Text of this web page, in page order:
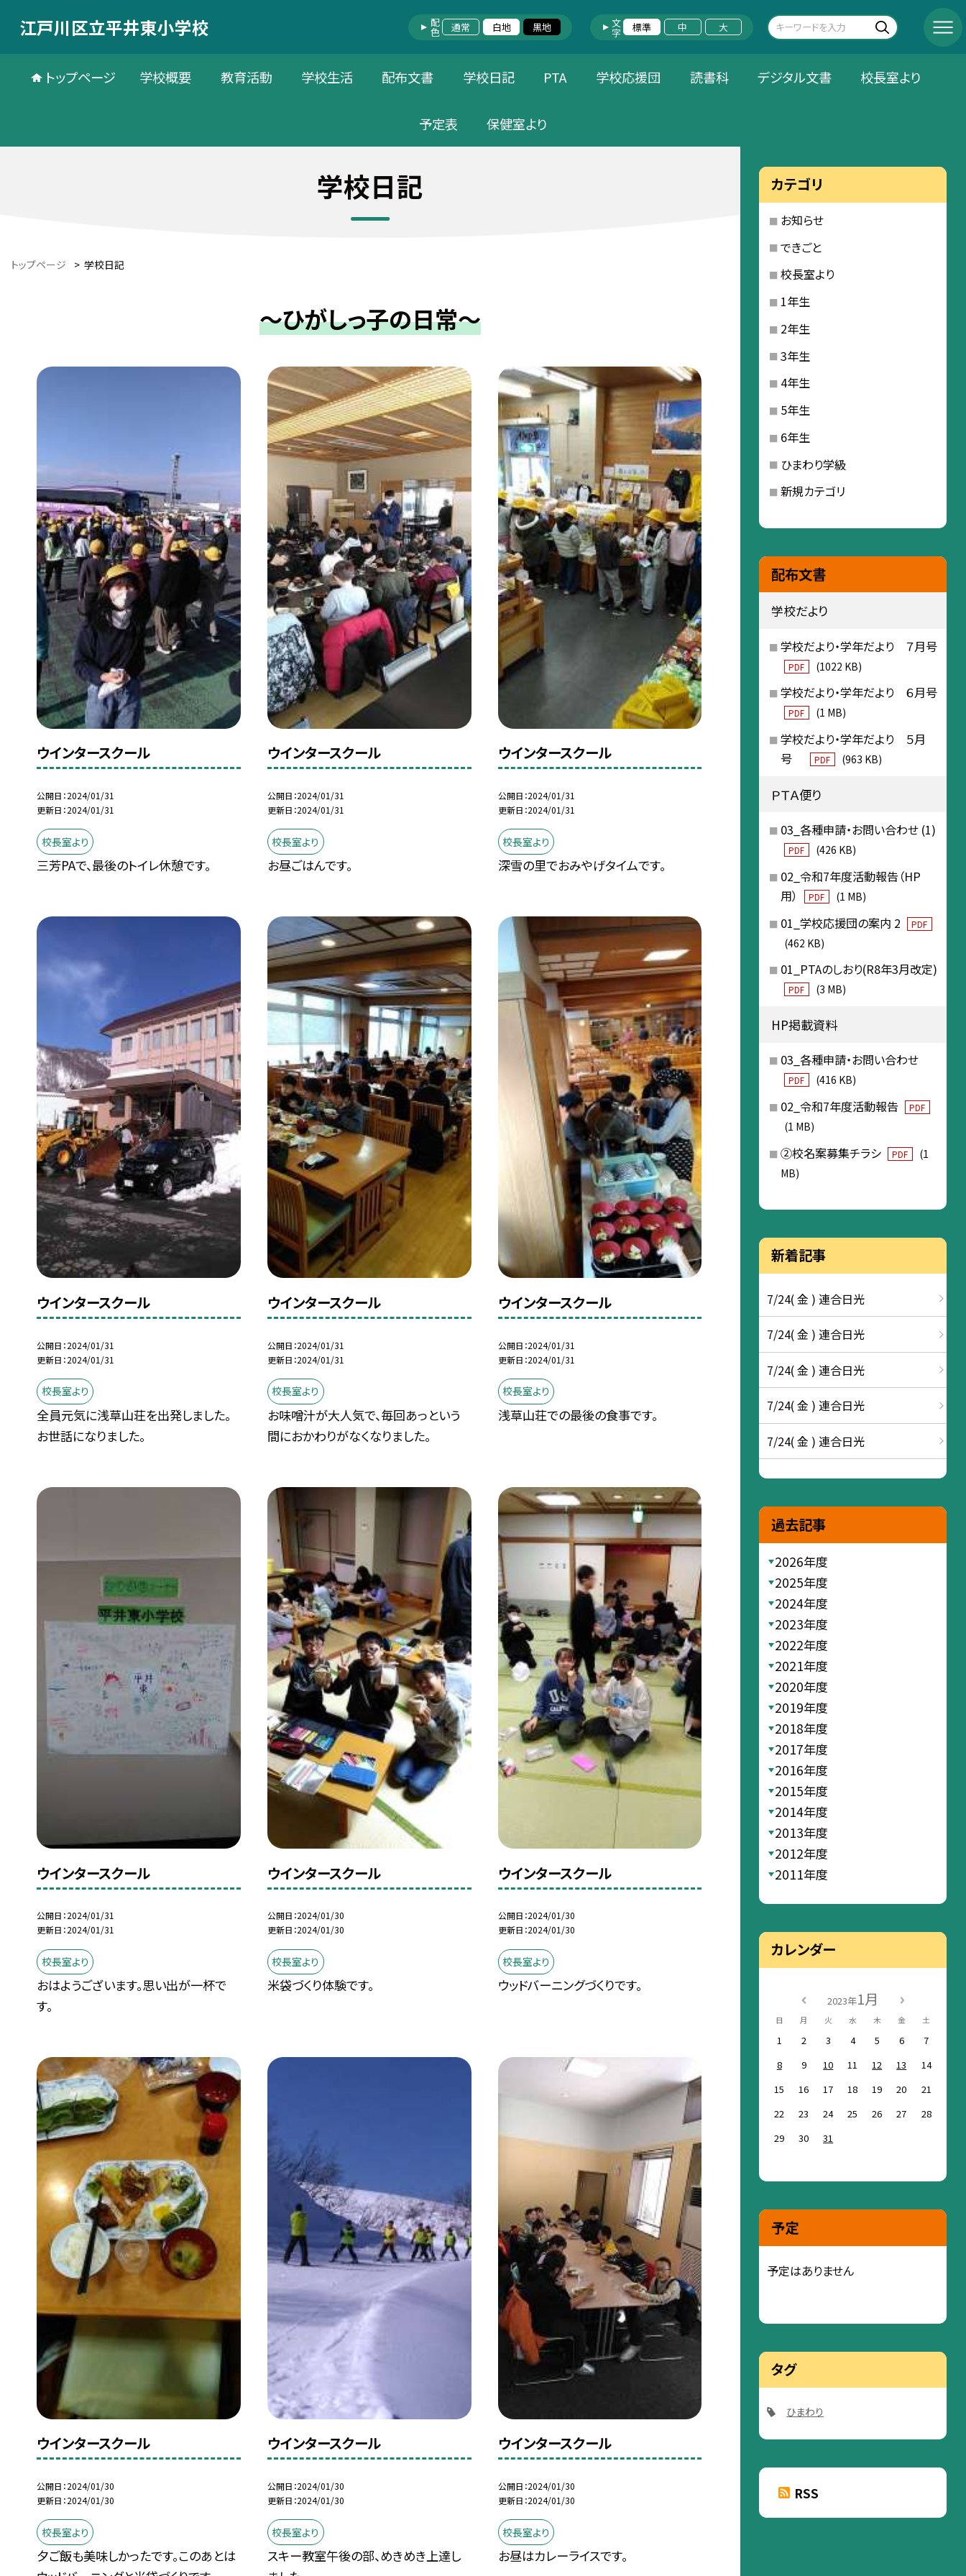
江戸川区立平井東小学校 配色 通常 白地 黒地 文字 標準 中 大
トップページ 学校概要 教育活動 学校生活 配布文書 学校日記 PTA 学校応援団 読書科 デジタル文書 校長室より
予定表 保健室より
学校日記
トップページ > 学校日記
～ひがしっ子の日常～
ウインタースクール
公開日 2024/01/31
更新日 2024/01/31
校長室より
三芳PAで、最後のトイレ休憩です。
ウインタースクール
公開日 2024/01/31
更新日 2024/01/31
校長室より
お昼ごはんです。
ウインタースクール
公開日 2024/01/31
更新日 2024/01/31
校長室より
深雪の里でおみやげタイムです。
ウインタースクール
公開日 2024/01/31
更新日 2024/01/31
校長室より
全員元気に浅草山荘を出発しました。
お世話になりました。
ウインタースクール
公開日 2024/01/31
更新日 2024/01/31
校長室より
お味噌汁が大人気で、毎回あっという
間におかわりがなくなりました。
ウインタースクール
公開日 2024/01/31
更新日 2024/01/31
校長室より
浅草山荘での最後の食事です。
ウインタースクール
公開日 2024/01/31
更新日 2024/01/31
校長室より
おはようございます。思い出が一杯で
す。
ウインタースクール
公開日 2024/01/30
更新日 2024/01/30
校長室より
米袋づくり体験です。
ウインタースクール
公開日 2024/01/30
更新日 2024/01/30
校長室より
ウッドバーニングづくりです。
ウインタースクール
公開日 2024/01/30
更新日 2024/01/30
校長室より
夕ご飯も美味しかったです。このあとは
ウインタースクール
公開日 2024/01/30
更新日 2024/01/30
校長室より
スキー教室午後の部、めきめき上達し
ウインタースクール
公開日 2024/01/30
更新日 2024/01/30
校長室より
お昼はカレーライスです。
カテゴリ
お知らせ
できごと
校長室より
1年生
2年生
3年生
4年生
5年生
6年生
ひまわり学級
新規カテゴリ
配布文書
学校だより
学校だより・学年だより ７月号
PDF (1022 KB)
学校だより・学年だより ６月号
PDF (1 MB)
学校だより・学年だより ５月
号
PDF (963 KB)
ＰＴＡ便り
03_各種申請・お問い合わせ (1)
PDF (426 KB)
02_令和7年度活動報告（HP
用）
PDF (1 MB)
01_学校応援団の案内 2 PDF
(462 KB)
01_PTAのしおり(R8年3月改定)
PDF (3 MB)
HP掲載資料
03_各種申請・お問い合わせ
PDF (416 KB)
02_令和7年度活動報告 PDF
(1 MB)
②校名案募集チラシ PDF
(1
MB)
新着記事
7/24( 金 ) 連合日光
7/24( 金 ) 連合日光
7/24( 金 ) 連合日光
7/24( 金 ) 連合日光
7/24( 金 ) 連合日光
過去記事
2026年度
2025年度
2024年度
2023年度
2022年度
2021年度
2020年度
2019年度
2018年度
2017年度
2016年度
2015年度
2014年度
2013年度
2012年度
2011年度
カレンダー
2023年1月
日 月 火 水 木 金 土
1 2 3 4 5 6
7
8
9 10 11 12 13
14
15
16 17 18 19 20
21
22
23 24 25 26 27
28
29
30 31
予定
予定はありません
タグ
ひまわり
RSS